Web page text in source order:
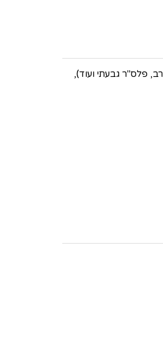
פלס"ר גבעתי ועוד),